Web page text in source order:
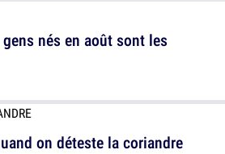
on déteste la coriandre
nés en août sont les